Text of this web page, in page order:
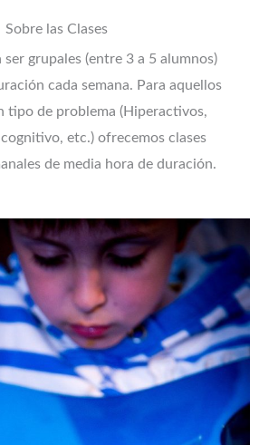
Sobre las Clases
ser grupales (entre 3 a 5 alumnos)
cada semana. Para aquellos
tipo de problema (Hiperactivos,
etc.) ofrecemos clases
de media hora de duración.